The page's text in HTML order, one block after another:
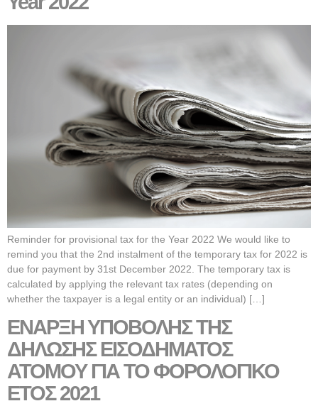
Reminder for provisional tax for the Year 2022 We would like to
remind you that the 2nd instalment of the temporary tax for 2022 is
due for payment by 31st December 2022. The temporary tax is
calculated by applying the relevant tax rates (depending on
whether the taxpayer is a legal entity or an individual) […]
ΕΝΑΡΞΗ ΥΠΟΒΟΛΗΣ ΤΗΣ
ΔΗΛΩΣΗΣ ΕΙΣΟΔΗΜΑΤΟΣ
ΑΤΟΜΟΥ ΓΙΑ ΤΟ ΦΟΡΟΛΟΓΙΚΟ
ΕΤΟΣ 2021